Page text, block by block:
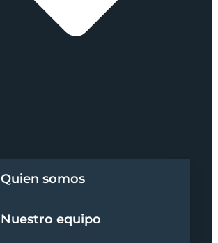
Quien somos
Nuestro equipo